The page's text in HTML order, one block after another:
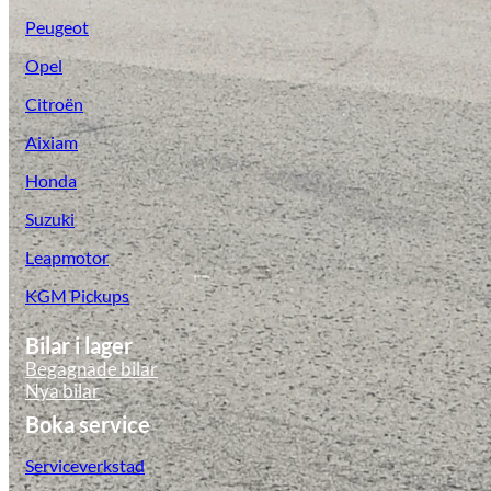
Peugeot
Opel
Citroën
Aixiam
Honda
Suzuki
Leapmotor
KGM Pickups
Bilar i lager
Begagnade bilar
Nya bilar
Boka service
Serviceverkstad